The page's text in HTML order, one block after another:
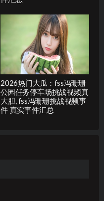
2026热门大瓜：fss冯珊珊
公园任务停车场挑战视频真
大胆, fss冯珊珊挑战视频事
件 真实事件汇总